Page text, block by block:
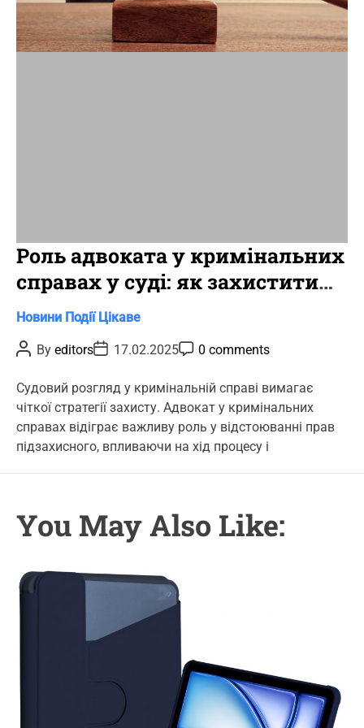
d
i
m
Роль адвоката у кримінальних
справах у суді: як захистити
свої права
C
t
g
o
r
i
e
Новини Події Цікаве
P
o
t
A
u
t
h
o
By editorsP
o
t
D
a
t
e
17.02.2025P
o
t
o
m
m
e
t
0 comments
Судовий розгляд у кримінальній справі вимагає
чіткої стратегії захисту. Адвокат у кримінальних
справах відіграє важливу роль у відстоюванні прав
підзахисного, впливаючи на хід процесу і
You May Also Like: